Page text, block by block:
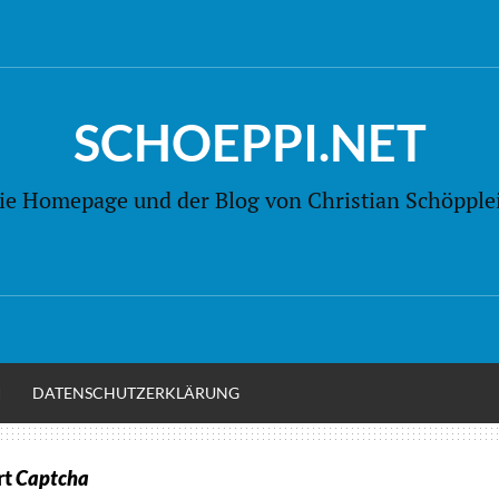
SCHOEPPI.NET
Homepage und der Blog von Christian
DATENSCHUTZERKLÄRUNG
Captcha